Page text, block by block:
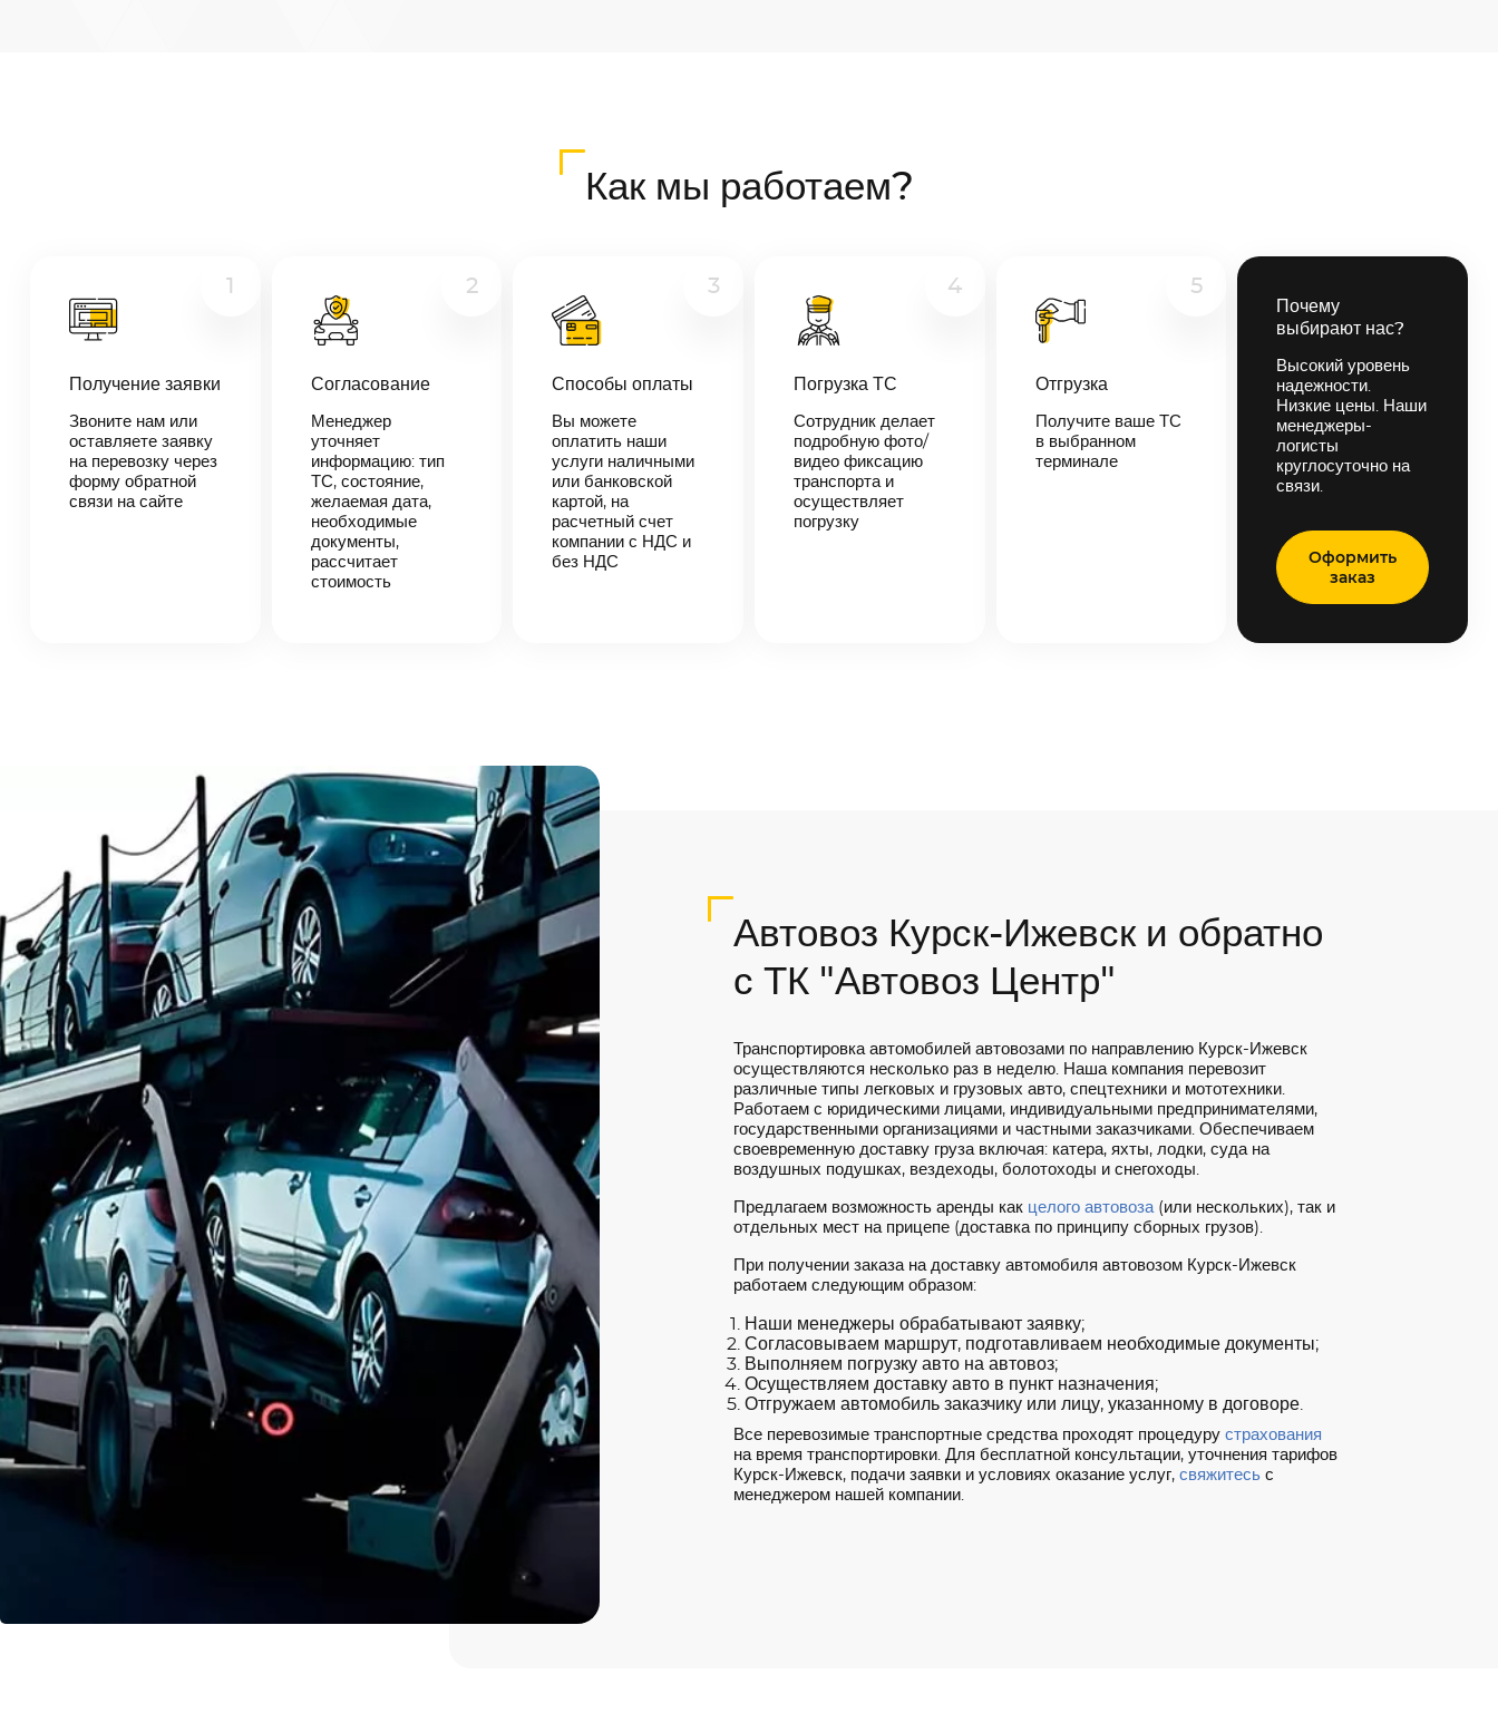
В течении 10
менеджер-
логист
свяжется с
вами,
согласует
Как мы работаем?
1
Получение заявки
Звоните нам или
оставляете заявку
на перевозку через
форму обратной
связи на сайте
2
Согласование
Менеджер
уточняет
информацию: тип
ТС, состояние,
желаемая дата,
необходимые
документы,
рассчитает
стоимость
3
Способы оплаты
Вы можете
оплатить наши
услуги наличными
или банковской
картой, на
расчетный счет
компании с НДС и
без НДС
4
Погрузка ТС
Сотрудник делает
подробную фото/
видео фиксацию
транспорта и
осуществляет
погрузку
5
Отгрузка
Получите ваше ТС
в выбранном
терминале
Почему
выбирают нас?
Высокий уровень
надежности.
Низкие цены. Наши
менеджеры-
логисты
круглосуточно на
связи.
Оформить
заказ
Автовоз Курск-Ижевск и обратно
с ТК "Автовоз Центр"
Транспортировка автомобилей автовозами по направлению Курск-Ижевск
осуществляются несколько раз в неделю. Наша компания перевозит
различные типы легковых и грузовых авто, спецтехники и мототехники.
Работаем с юридическими лицами, индивидуальными предпринимателями,
государственными организациями и частными заказчиками. Обеспечиваем
своевременную доставку груза включая: катера, яхты, лодки, суда на
воздушных подушках, вездеходы, болотоходы и снегоходы.
Предлагаем возможность аренды как целого автовоза(или нескольких), так и
отдельных мест на прицепе (доставка по принципу сборных грузов).
При получении заказа на доставку автомобиля автовозом Курск-Ижевск
работаем следующим образом:
Наши менеджеры обрабатывают заявку;
Согласовываем маршрут, подготавливаем необходимые документы;
Выполняем погрузку авто на автовоз;
Осуществляем доставку авто в пункт назначения;
Отгружаем автомобиль заказчику или лицу, указанному в договоре.
Все перевозимые транспортные средства проходят процедуру страхования
на время транспортировки. Для бесплатной консультации, уточнения тарифов
Курск-Ижевск, подачи заявки и условиях оказание услуг, свяжитесьс
менеджером нашей компании.